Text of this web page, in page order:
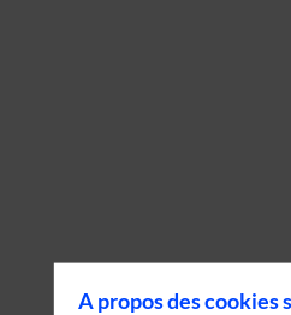
A propos des cookies